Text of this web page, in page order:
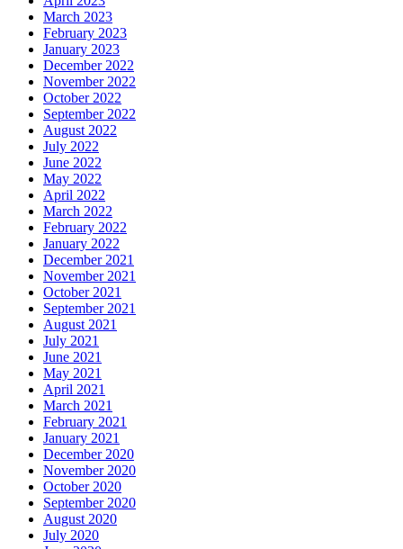
March 2023
February 2023
January 2023
December 2022
November 2022
October 2022
September 2022
August 2022
July 2022
June 2022
May 2022
April 2022
March 2022
February 2022
January 2022
December 2021
November 2021
October 2021
September 2021
August 2021
July 2021
June 2021
May 2021
April 2021
March 2021
February 2021
January 2021
December 2020
November 2020
October 2020
September 2020
August 2020
July 2020